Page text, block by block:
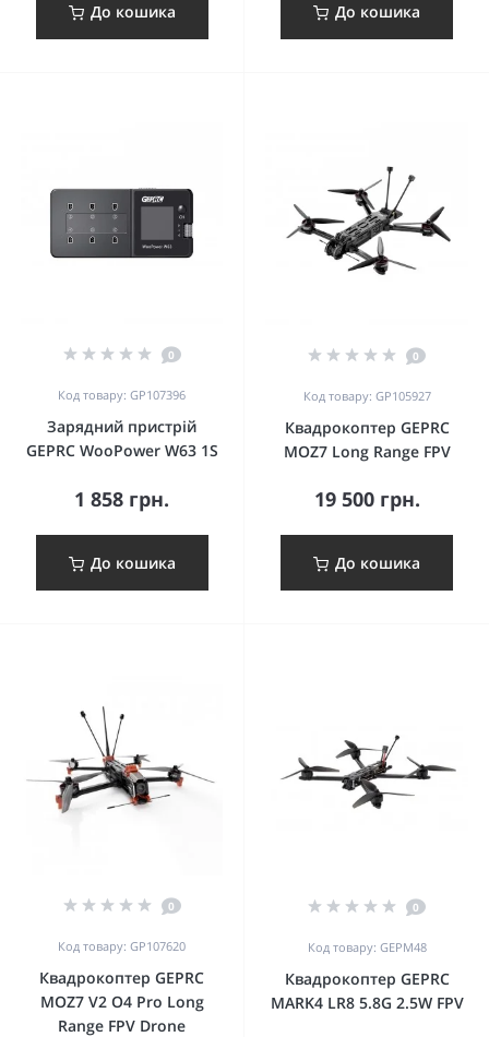
До кошика До кошика
0
Код товару: GP107396
Зарядний пристрій
GEPRC WooPower W63 1S
1 858 грн.
До кошика
0
Код товару: GP105927
Квадрокоптер GEPRC
MOZ7 Long Range FPV
19 500 грн.
До кошика
0
Код товару: GP107620
Квадрокоптер GEPRC
MOZ7 V2 O4 Pro Long
Range FPV Drone
0
Код товару: GEPM48
Квадрокоптер GEPRC
MARK4 LR8 5.8G 2.5W FPV